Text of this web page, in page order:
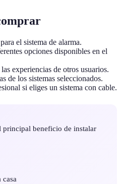
el sistema de alarma.
opciones disponibles en el
experiencias de otros usuarios.
de los sistemas seleccionados.
si eliges un sistema con cable.
principal beneficio de instalar